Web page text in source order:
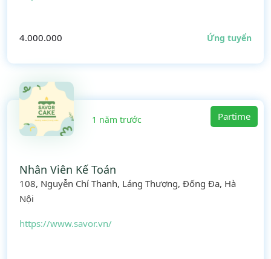
4.000.000 Ứng tuyển
1 năm trước Partime
Nhân Viên Kế Toán
108, Nguyễn Chí Thanh, Láng Thượng, Đống Đa, Hà
Nội
https://www.savor.vn/